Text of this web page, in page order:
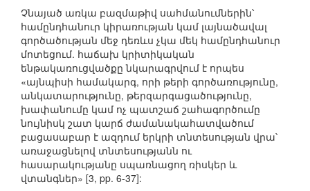
Չնայած առկա բազմաթիվ սահմանումներին՝
համընդհանուր կիրառության կամ լայնածավալ
գործածության մեջ դեռևս չկա մեկ համընդհանուր
մոտեցում. հաճախ կրիտիկական
ենթակառուցվածքը նկարագրվում է որպես
«այնպիսի համակարգ, որի թերի գործառությունը,
անկատարությունը, թերզարգացածությունը,
խափանումը կամ ոչ պատշաճ շահագործումը
նույնիսկ շատ կարճ ժամանակահատվածում
բացասաբար է ազդում երկրի տնտեսության վրա՝
առաջացնելով տնտեսությանն ու
հասարակությանը սպառնացող ռիսկեր և
վտանգներ» [3, pp. 6-37]: